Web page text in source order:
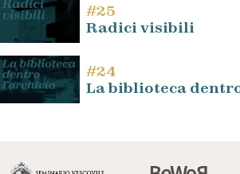
#25
Radici visibili
#24
La biblioteca